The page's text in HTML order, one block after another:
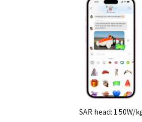
SAR head: 1.50W/